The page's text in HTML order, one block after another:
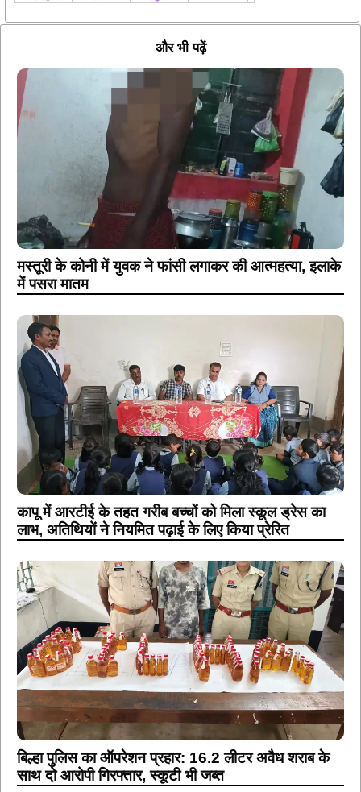
और भी पढ़ें
मस्तूरी के कोनी में युवक ने फांसी लगाकर की आत्महत्या, इलाके
में पसरा मातम
कापू में आरटीई के तहत गरीब बच्चों को मिला स्कूल ड्रेस का
लाभ, अतिथियों ने नियमित पढ़ाई के लिए किया प्रेरित
बिल्हा पुलिस का ऑपरेशन प्रहार: 16.2 लीटर अवैध शराब के
साथ दो आरोपी गिरफ्तार, स्कूटी भी जब्त